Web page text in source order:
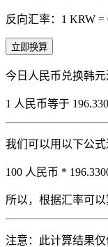
反向汇率：1 KRW =
立即换算
今日人民币兑换韩元
1 人民币等于
我们可以用以下公式
100 人民币 *
所以，根据汇率可以
注意：此计算结果